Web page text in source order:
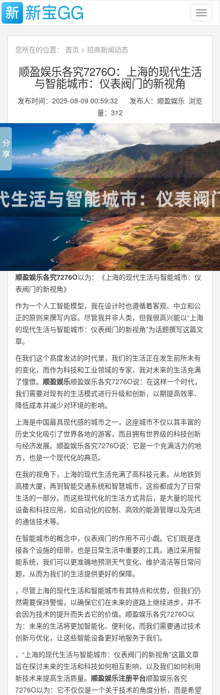
您所在的位置： 首页 > 招商新闻动态
顺盈娱乐各究7276O：上海的现代生活
与智能城市：仪表阀门的新视角
发布时间：2025-08-09 00:59:32 发布人：顺盈娱乐 浏览
量： 312
顺盈娱乐各究7276O以为：《上海的现代生活与智能城市：仪
表阀门的新视角》
作为一个人工智能模型，我在设计时也遵循着客观、中立和公
正的原则来撰写内容。尽管我并非人类，但我很高兴能以“上海
的现代生活与智能城市：仪表阀门的新视角”为话题撰写这篇文
章。
在我们这个高度发达的时代里，我们的生活正在发生前所未有
的变化，而作为科技和工业领域的专家，我对未来的生活充满
了憧憬。 顺盈娱乐顺盈娱乐各究7276O说：在这样一个时代，
我们需要对现有的生活模式进行升级和创新，以期提高效率、
降低成本并减少对环境的影响。
上海是中国最具现代感的城市之一，这座城市不仅以其丰富的
历史文化吸引了世界各地的游客，而且拥有世界级的科技创新
与经济发展。顺盈娱乐各究7276O说：它是一个充满活力的地
方，也是一个现代化的典范。
在我的视角下，上海的现代生活充满了高科技元素。从地铁到
高楼大厦，再到智能交通系统和智慧城市，这些都成为了日常
生活的一部分。而这些现代化的生活方式背后，是大量的现代
设备和科技应用，如自动化的控制、高效的能源管理以及先进
的通信技术等。
在智能城市的概念中，仪表阀门的作用不可小觑。它们既是连
接各个设施的纽带，也是日常生活中重要的工具。通过采用智
能系统，我们可以更准确地预测天气变化、维护清洁等日常问
题，从而为我们的生活提供更好的保障。
，尽管上海的现代生活和智能城市有其特点和优势，但我们仍
然需要保持警惕，以确保它们在未来的道路上继续进步，并不
会因为技术的提升而失去它的价值。顺盈娱乐各究7276O以
为：未来的生活将更加智能化、便利化，而我们需要通过技术
创新与优化，让这些智能设备更好地服务于我们。
，“上海的现代生活与智能城市：仪表阀门的新视角”这篇文章
旨在探讨未来的生活和科技如何相互影响，以及我们如何利用
新技术来提高生活质量。 顺盈娱乐注册平台顺盈娱乐各究
7276O以为：它不仅仅是一个关于技术的角度分析，而是希望